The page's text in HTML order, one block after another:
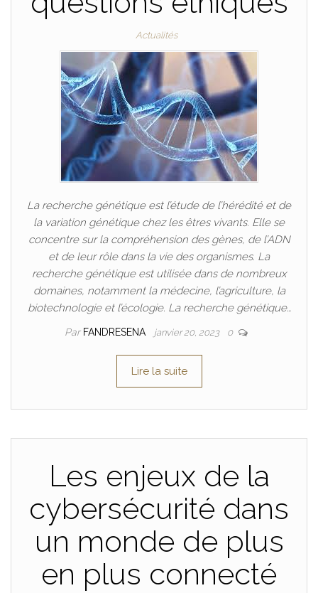
Actualités
La recherche génétique est l’étude de l’hérédité et de
la variation génétique chez les êtres vivants. Elle se
concentre sur la compréhension des gènes, de l’ADN
et de leur rôle dans la vie des organismes. La
recherche génétique est utilisée dans de nombreux
domaines, notamment la médecine, l’agriculture, la
biotechnologie et l’écologie. La recherche génétique…
Par FANDRESENA janvier 20, 2023 0
Lire la suite
Les enjeux de la
cybersécurité dans
un monde de plus
en plus connecté